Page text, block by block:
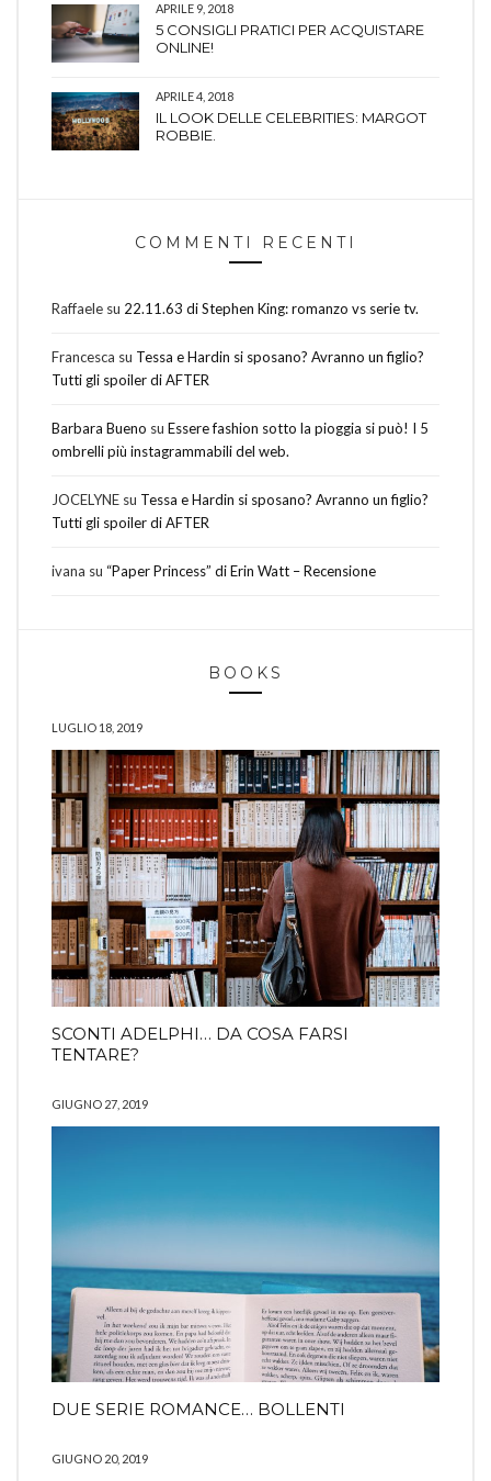
APRILE 9, 2018
5 CONSIGLI PRATICI PER ACQUISTARE
ONLINE!
APRILE 4, 2018
IL LOOK DELLE CELEBRITIES: MARGOT
ROBBIE.
COMMENTI RECENTI
Raffaele su 22.11.63 di Stephen King: romanzo vs serie tv.
Francesca su Tessa e Hardin si sposano? Avranno un figlio?
Tutti gli spoiler di AFTER
Barbara Bueno su Essere fashion sotto la pioggia si può! I 5
ombrelli più instagrammabili del web.
JOCELYNE su Tessa e Hardin si sposano? Avranno un figlio?
Tutti gli spoiler di AFTER
ivana su “Paper Princess” di Erin Watt – Recensione
BOOKS
LUGLIO 18, 2019
SCONTI ADELPHI… DA COSA FARSI
TENTARE?
GIUGNO 27, 2019
DUE SERIE ROMANCE… BOLLENTI
GIUGNO 20, 2019